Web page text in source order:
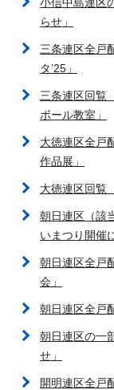
小信中島連区
らせ」
三条連区全戸
タ’25」
三条連区回覧
ボール教室」
大徳連区全戸
作品展」
大徳連区回覧
朝日連区（該
いまつり開催
朝日連区全戸
会」
朝日連区全戸
朝日連区の一
せ」
開明連区全戸